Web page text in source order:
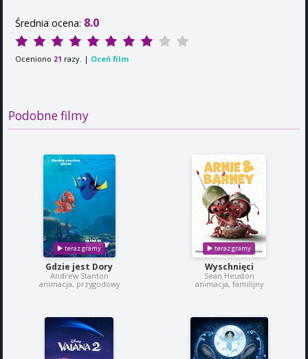
Średnia ocena: 8.0
Oceniono 21 razy. | Oceń film
Podobne filmy
Gdzie jest Dory
Andrew Stanton
animacja, przygodowy
Wyschnięci
Sean Heuston
animacja, familijny